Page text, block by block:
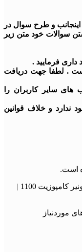
و طرح سوال در
سوالات خود متن زیر
است . لطفا جهت دریافت
سایر کاربران را
ندارد و خلاف قوانین
است.
اولین کسی باشید که دیدگاهی می نویسد “ونیر کامپوزیت 1100 |
موردنیاز